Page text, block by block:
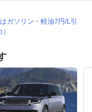
ガソリン・軽油7円/L引